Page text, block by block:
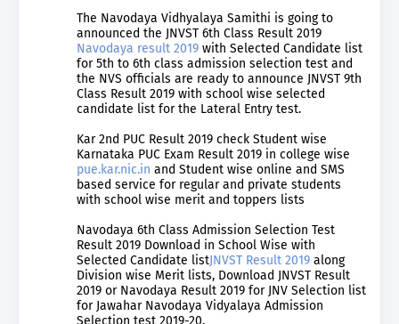
The Navodaya Vidhyalaya Samithi is going to
announced the JNVST 6th Class Result 2019
Navodaya result 2019 with Selected Candidate list
for 5th to 6th class admission selection test and
the NVS officials are ready to announce JNVST 9th
Class Result 2019 with school wise selected
candidate list for the Lateral Entry test.
Kar 2nd PUC Result 2019 check Student wise
Karnataka PUC Exam Result 2019 in college wise
pue.kar.nic.in and Student wise online and SMS
based service for regular and private students
with school wise merit and toppers lists
Navodaya 6th Class Admission Selection Test
Result 2019 Download in School Wise with
Selected Candidate listJNVST Result 2019 along
Division wise Merit lists, Download JNVST Result
2019 or Navodaya Result 2019 for JNV Selection list
for Jawahar Navodaya Vidyalaya Admission
Selection test 2019-20.